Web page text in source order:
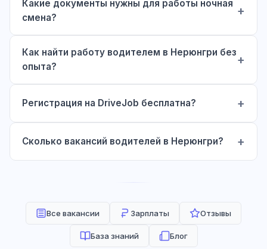
Какие документы нужны для работы ночная
смена?
Как найти работу водителем в Нерюнгри без
опыта?
Регистрация на DriveJob бесплатна?
Сколько вакансий водителей в Нерюнгри?
Все вакансии Зарплаты Отзывы
База знаний Блог